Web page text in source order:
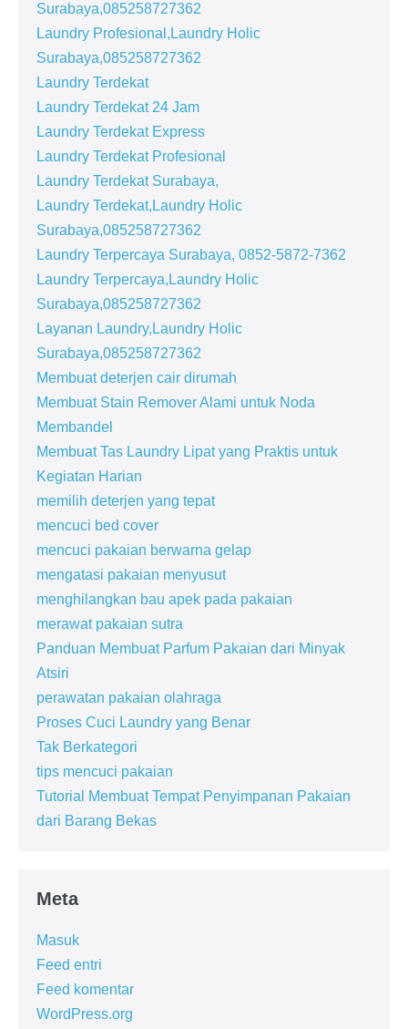
Surabaya,085258727362
Laundry Profesional,Laundry Holic
Surabaya,085258727362
Laundry Terdekat
Laundry Terdekat 24 Jam
Laundry Terdekat Express
Laundry Terdekat Profesional
Laundry Terdekat Surabaya,
Laundry Terdekat,Laundry Holic
Surabaya,085258727362
Laundry Terpercaya Surabaya, 0852-5872-7362
Laundry Terpercaya,Laundry Holic
Surabaya,085258727362
Layanan Laundry,Laundry Holic
Surabaya,085258727362
Membuat deterjen cair dirumah
Membuat Stain Remover Alami untuk Noda
Membandel
Membuat Tas Laundry Lipat yang Praktis untuk
Kegiatan Harian
memilih deterjen yang tepat
mencuci bed cover
mencuci pakaian berwarna gelap
mengatasi pakaian menyusut
menghilangkan bau apek pada pakaian
merawat pakaian sutra
Panduan Membuat Parfum Pakaian dari Minyak
Atsiri
perawatan pakaian olahraga
Proses Cuci Laundry yang Benar
Tak Berkategori
tips mencuci pakaian
Tutorial Membuat Tempat Penyimpanan Pakaian
dari Barang Bekas
Meta
Masuk
Feed entri
Feed komentar
WordPress.org